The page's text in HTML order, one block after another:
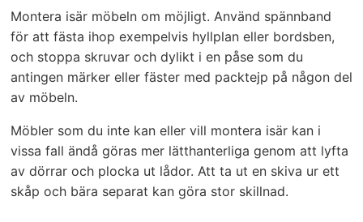
Montera isär möbeln om möjligt. Använd spännband
för att fästa ihop exempelvis hyllplan eller bordsben,
och stoppa skruvar och dylikt i en påse som du
antingen märker eller fäster med packtejp på någon del
av möbeln.
Möbler som du inte kan eller vill montera isär kan i
vissa fall ändå göras mer lätthanterliga genom att lyfta
av dörrar och plocka ut lådor. Att ta ut en skiva ur ett
skåp och bära separat kan göra stor skillnad.